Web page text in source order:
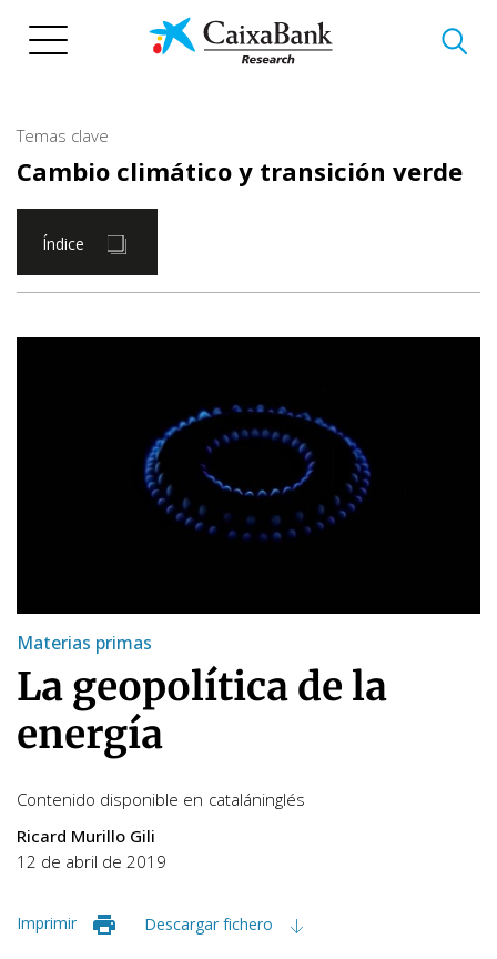
Temas clave
Cambio climático y transición verde
Índice
Materias primas
La geopolítica de la
energía
Contenido disponible en cataláninglés
Ricard Murillo Gili
12 de abril de 2019
Imprimir Descargar fichero